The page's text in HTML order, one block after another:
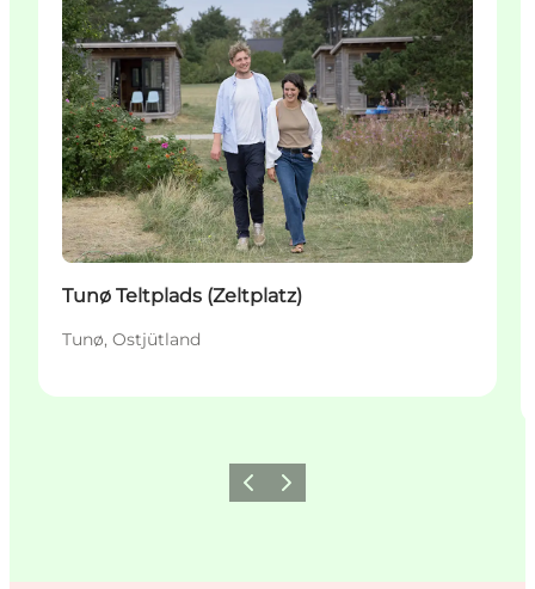
Tunø Teltplads (Zeltplatz)
Tunø, Ostjütland
ZurückWeiter